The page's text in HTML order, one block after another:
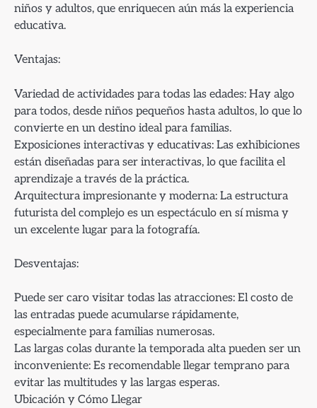
niños y adultos, que enriquecen aún más la experiencia
educativa.
Ventajas:
Variedad de actividades para todas las edades: Hay algo
para todos, desde niños pequeños hasta adultos, lo que lo
convierte en un destino ideal para familias.
Exposiciones interactivas y educativas: Las exhibiciones
están diseñadas para ser interactivas, lo que facilita el
aprendizaje a través de la práctica.
Arquitectura impresionante y moderna: La estructura
futurista del complejo es un espectáculo en sí misma y
un excelente lugar para la fotografía.
Desventajas:
Puede ser caro visitar todas las atracciones: El costo de
las entradas puede acumularse rápidamente,
especialmente para familias numerosas.
Las largas colas durante la temporada alta pueden ser un
inconveniente: Es recomendable llegar temprano para
evitar las multitudes y las largas esperas.
Ubicación y Cómo Llegar